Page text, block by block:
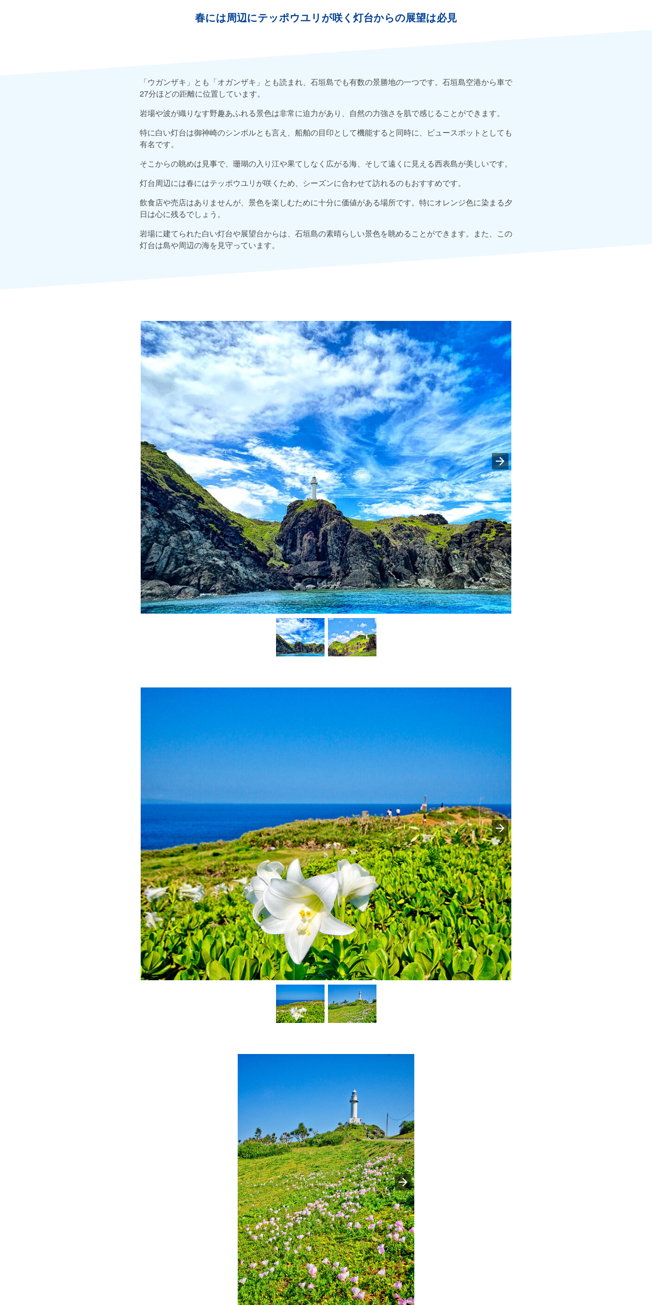
春には周辺にテッポウユリが咲く灯台からの展望は必見
「ウガンザキ」とも「オガンザキ」とも読まれ、石垣島でも有数の景勝地の一つです。石垣島空港から車で
27分ほどの距離に位置しています。
岩場や波が織りなす野趣あふれる景色は非常に迫力があり、自然の力強さを肌で感じることができます。
特に白い灯台は御神崎のシンボルとも言え、船舶の目印として機能すると同時に、ビュースポットとしても
有名です。
そこからの眺めは見事で、珊瑚の入り江や果てしなく広がる海、そして遠くに見える西表島が美しいです。
灯台周辺には春にはテッポウユリが咲くため、シーズンに合わせて訪れるのもおすすめです。
飲食店や売店はありませんが、景色を楽しむために十分に価値がある場所です。特にオレンジ色に染まる夕
日は心に残るでしょう。
岩場に建てられた白い灯台や展望台からは、石垣島の素晴らしい景色を眺めることができます。また、この
灯台は島や周辺の海を見守っています。